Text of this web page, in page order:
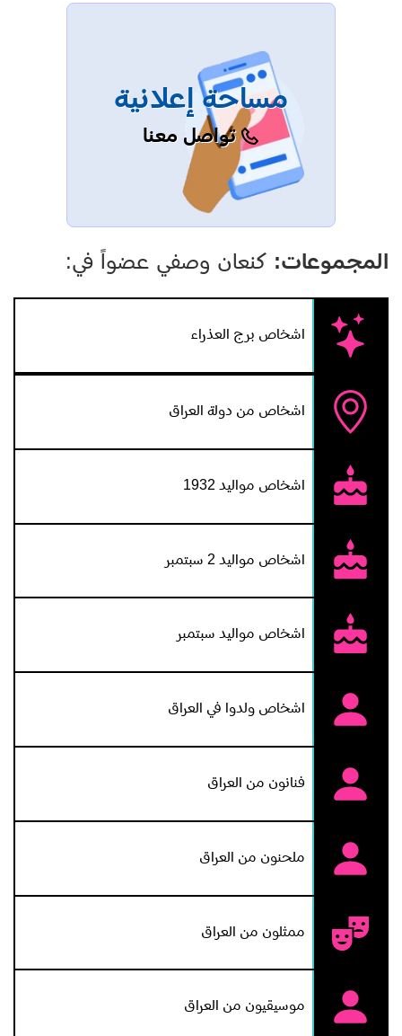
مساحة إعلانية
تواصل معنا
المجموعات: كنعان وصفي عضواً في:
اشخاص برج العذراء
اشخاص من دولة العراق
اشخاص مواليد 1932
اشخاص مواليد 2 سبتمبر
اشخاص مواليد سبتمبر
اشخاص ولدوا في العراق
فنانون من العراق
ملحنون من العراق
ممثلون من العراق
موسيقيون من العراق